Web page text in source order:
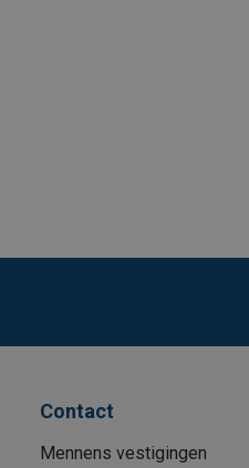
Contact
Mennens vestigingen